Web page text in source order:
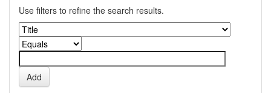
Use filters to refine the search results.